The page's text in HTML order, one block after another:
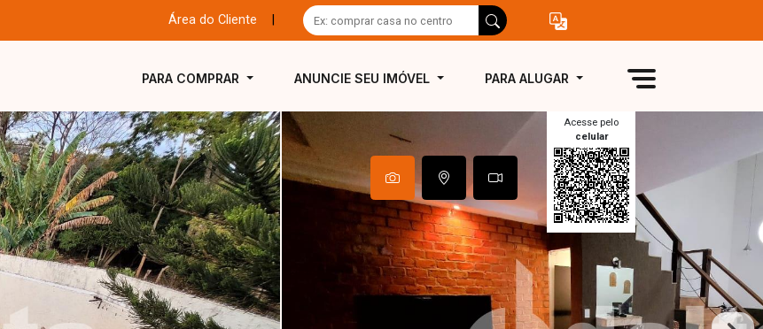
Área do Cliente
PARA COMPRAR ANUNCIE SEU IMÓVEL PARA ALUGAR
Acesse pelo
celular